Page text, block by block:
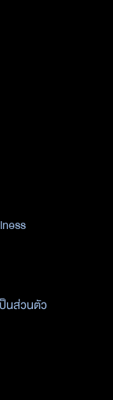
นส่วนตัว